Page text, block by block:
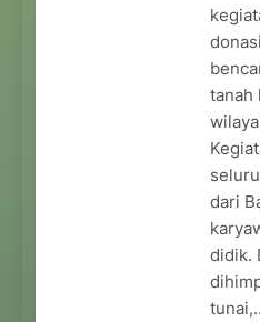
tanah
dari
didik.